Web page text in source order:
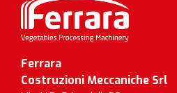
Ferrara
Costruzioni Meccaniche Srl